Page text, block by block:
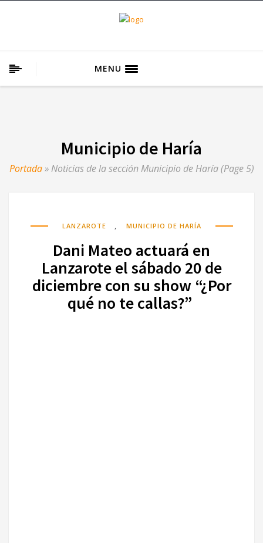
MENU
Municipio de Haría
Portada» Noticias de la sección Municipio de Haría(Page 5)
LANZAROTE , MUNICIPIO DE HARÍA
Dani Mateo actuará en
Lanzarote el sábado 20 de
diciembre con su show “¿Por
qué no te callas?”